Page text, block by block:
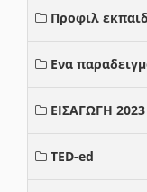
Προφιλ
Ενα
ΕΙΣΑΓΩΓΗ 2023
TED-ed